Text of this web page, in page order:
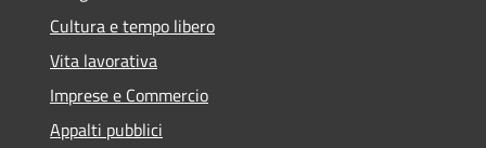
Cultura e tempo libero
Vita lavorativa
Imprese e Commercio
Appalti pubblici